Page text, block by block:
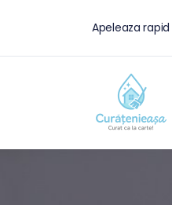
Apeleaza rapid